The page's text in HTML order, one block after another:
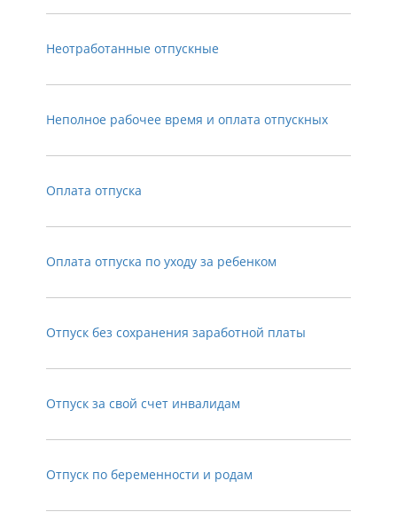
Неотработанные отпускные
Неполное рабочее время и оплата отпускных
Оплата отпуска
Оплата отпуска по уходу за ребенком
Отпуск без сохранения заработной платы
Отпуск за свой счет инвалидам
Отпуск по беременности и родам